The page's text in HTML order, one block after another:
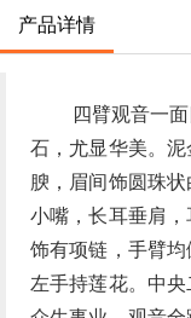
产品详情
四臂观音一
石，尤显华美。
腴，眉间饰圆珠
小嘴，长耳垂肩
饰有项链，手臂均
左手持莲花。中